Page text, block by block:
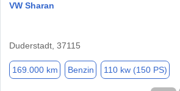
VW Sharan
Duderstadt, 37115
169.000 km Benzin 110 kw (150 PS)